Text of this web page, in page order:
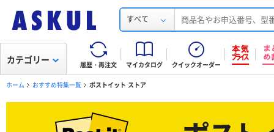
すべて
履歴・再注文 マイカタログ クイックオーダー
カテゴリー
ホーム おすすめ特集一覧 ポストイット ストア